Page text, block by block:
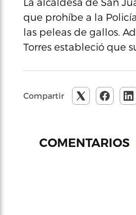
que prohíbe a la
las peleas de gallos.
Torres estableció que
Compartir
COMENTARIOS